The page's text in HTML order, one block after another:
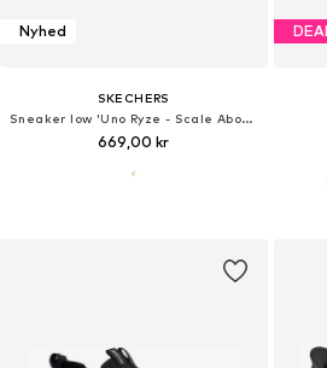
Nyhed
SKECHERS
Sneaker low 'Uno Ryze - Scale Above'
669,00 kr